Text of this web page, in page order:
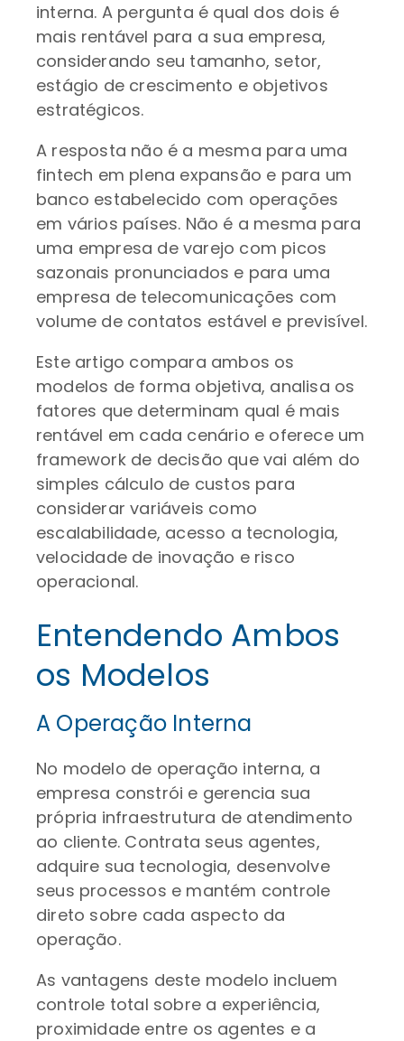
interna. A pergunta é qual dos dois é
mais rentável para a sua empresa,
considerando seu tamanho, setor,
estágio de crescimento e objetivos
estratégicos.
A resposta não é a mesma para uma
fintech em plena expansão e para um
banco estabelecido com operações
em vários países. Não é a mesma para
uma empresa de varejo com picos
sazonais pronunciados e para uma
empresa de telecomunicações com
volume de contatos estável e previsível.
Este artigo compara ambos os
modelos de forma objetiva, analisa os
fatores que determinam qual é mais
rentável em cada cenário e oferece um
framework de decisão que vai além do
simples cálculo de custos para
considerar variáveis como
escalabilidade, acesso a tecnologia,
velocidade de inovação e risco
operacional.
Entendendo Ambos
os Modelos
A Operação Interna
No modelo de operação interna, a
empresa constrói e gerencia sua
própria infraestrutura de atendimento
ao cliente. Contrata seus agentes,
adquire sua tecnologia, desenvolve
seus processos e mantém controle
direto sobre cada aspecto da
operação.
As vantagens deste modelo incluem
controle total sobre a experiência,
proximidade entre os agentes e a